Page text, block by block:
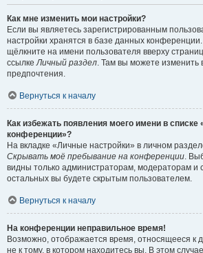
Как мне изменить мои настройки?
Если вы являетесь зарегистрированным
настройки хранятся в базе данных
щёлкните на имени пользователя вверху
ссылкеЛичный раздел. Там вы можете изменить
предпочтения.
Вернуться к началу
Как избежать появления моего имени в списке
конференции»?
На вкладке «Личные настройки» в личном
Скрывать моё пребывание на конференции.
видны только администраторам, модераторам и
остальных вы будете скрытым пользователем.
Вернуться к началу
На конференции неправильное время!
Возможно, отображается время, относящееся к
не к тому, в котором находитесь вы. В этом